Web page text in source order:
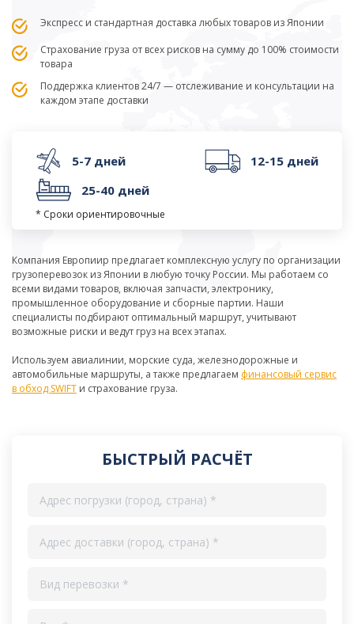
Экспресс и стандартная доставка любых товаров из Японии
Страхование груза от всех рисков на сумму до 100% стоимости
товара
Поддержка клиентов 24/7 — отслеживание и консультации на
каждом этапе доставки
5-7 дней
12-15 дней
25-40 дней
* Сроки ориентировочные
Компания Европиир предлагает комплексную услугу по организации
грузоперевозок из Японии в любую точку России. Мы работаем со
всеми видами товаров, включая запчасти, электронику,
промышленное оборудование и сборные партии. Наши
специалисты подбирают оптимальный маршрут, учитывают
возможные риски и ведут груз на всех этапах.
Используем авиалинии, морские суда, железнодорожные и
автомобильные маршруты, а также предлагаем финансовый сервис
в обход SWIFT и страхование груза.
БЫСТРЫЙ РАСЧЁТ